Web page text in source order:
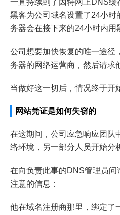
黑客为公司域名设置了24小时
务器会在接下来的24小时内用
公司想要加快恢复的唯一途径
务器的网络运营商，然后请求
当做好这一切后，情况终于开
网站凭证是如何失窃的
在这期间，公司应急响应团队
络环境，另一部分人员开始分
在向负责此事的DNS管理员
注意的信息：
他在域名注册商那里，绑定了